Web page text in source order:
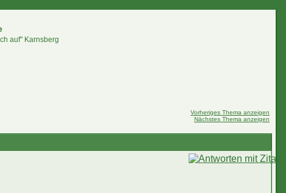
auf" Karnsberg
Vorheriges Thema anzeigen
Nächstes Thema anzeigen